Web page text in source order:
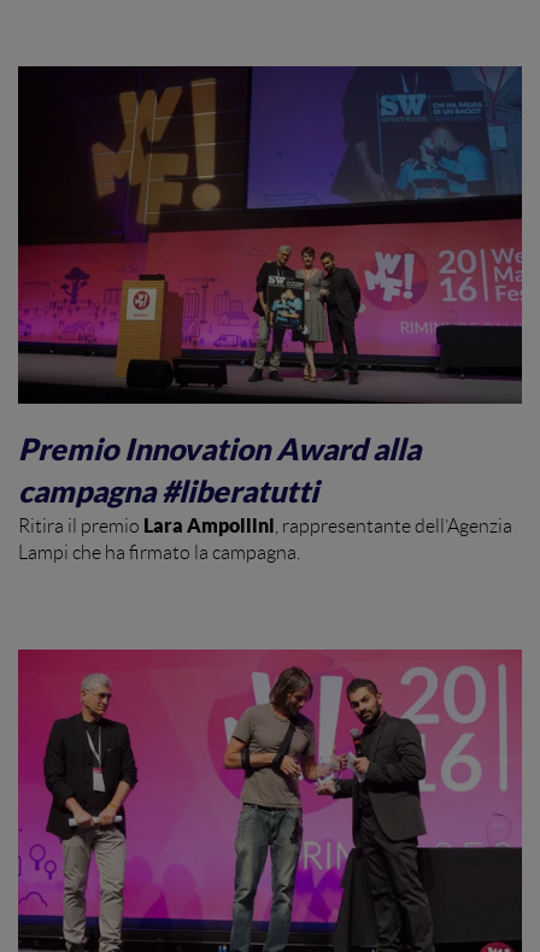
Premio Innovation Award alla
campagna #liberatutti
Ritira il premio Lara Ampollini , rappresentante dell’Agenzia
Lampi che ha firmato la campagna.